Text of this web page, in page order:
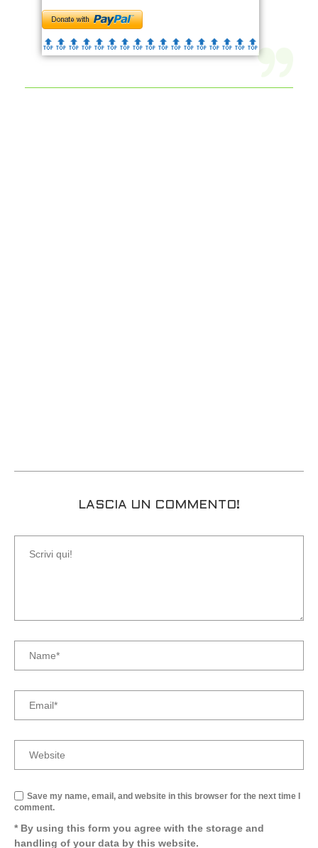
🔝🔝🔝🔝🔝🔝 🔝🔝🔝🔝🔝🔝 🔝🔝🔝🔝🔝
LASCIA UN COMMENTO!
Save my name, email, and website in this browser for the next time I
comment.
* By using this form you agree with the storage and
handling of your data by this website.